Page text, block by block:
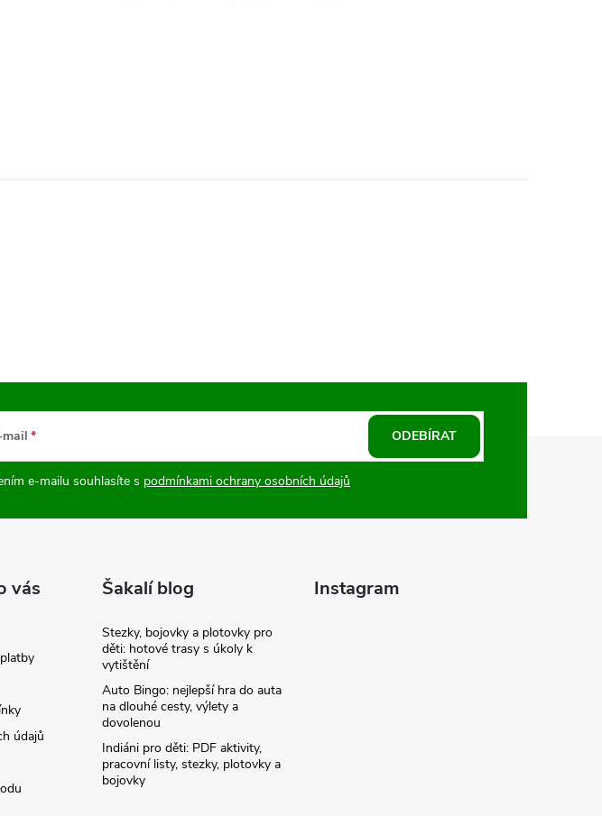
mail
e-mailu souhlasíte s podmínkami ochrany osobních údajů
ODEBÍRAT
vás
údajů
Šakalí blog
Stezky, bojovky a plotovky pro
děti: hotové trasy s úkoly k
vytištění
Auto Bingo: nejlepší hra do auta
na dlouhé cesty, výlety a
dovolenou
Indiáni pro děti: PDF aktivity,
pracovní listy, stezky, plotovky a
bojovky
Instagram